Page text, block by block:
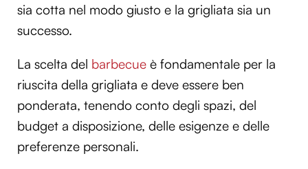
sia cotta nel modo giusto e la grigliata sia un
successo.
La scelta del barbecue è fondamentale per la
riuscita della grigliata e deve essere ben
ponderata, tenendo conto degli spazi, del
budget a disposizione, delle esigenze e delle
preferenze personali.